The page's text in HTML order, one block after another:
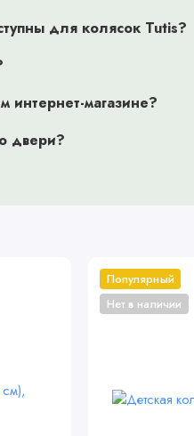
для колясок Tutis?
интернет-магазине?
двери?
Популярный
Нет в наличии